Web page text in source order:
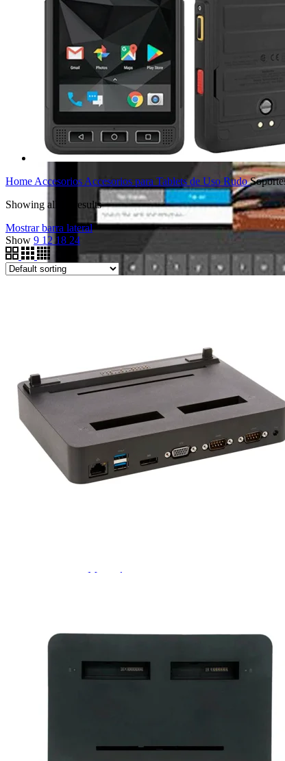
Handheld con escáner
MARCA
Emdoor
Sonim
Motorola
Accesorios
Repuestos
Home Accesorios Accesorios para Tablets de Uso Rudo
Showing all 10 results
Mostrar barra lateral
Show 9 12 18 24